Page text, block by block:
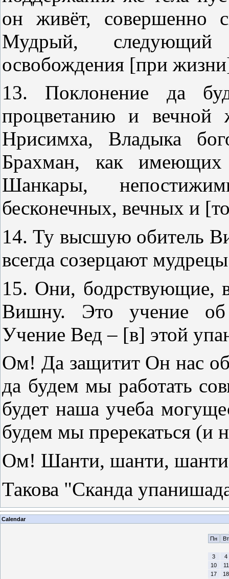
он живёт, совершенно
Мудрый,
освобождения [при
13. Поклонение да
процветанию и
Нрисимха, Владыка
Брахман, как
Шанкары,
бесконечных, вечных и
14. Ту высшую обитель
всегда созерцают
15. Они, бодрствующие,
Вишну. Это учение об
Учение Вед – [в] этой
Ом! Да защитит Он нас
да будем мы работать
будет наша учеба
будем мы пререкаться (и
Ом! Шанти, шанти,
Такова "Сканда
Calendar
Пн
Вт
3
4
10
11
17
18